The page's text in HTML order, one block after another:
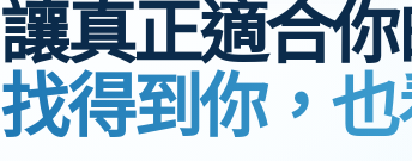
讓真正適合你
找得到你，